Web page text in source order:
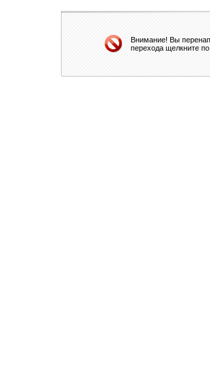
Внимание! Вы
перехода щелкните